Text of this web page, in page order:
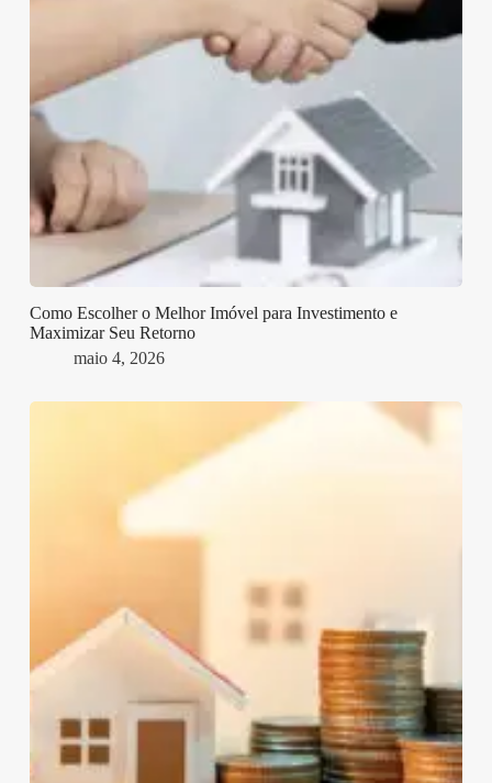
Como Escolher o Melhor Imóvel para Investimento e
Maximizar Seu Retorno
maio 4, 2026